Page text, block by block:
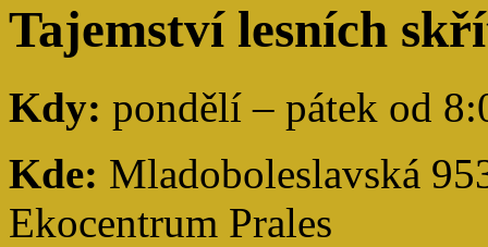
Tajemství lesních
Kdy: pondělí – pátek od
Kde: Mladoboleslavská
Ekocentrum Prales